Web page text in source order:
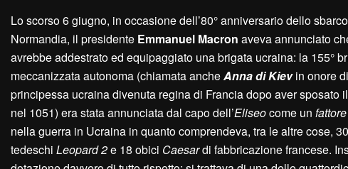
Lo scorso 6 giugno, in occasione dell’80° anniversario dello
Normandia, il presidente Emmanuel Macron aveva annunciato
avrebbe addestrato ed equipaggiato una brigata ucraina: la 155°
meccanizzata autonoma (chiamata ancheAnna di Kievin onore
principessa ucraina divenuta regina di Francia dopo aver sposato
nel 1051) era stata annunciata dal capo dell’Eliseocome un
nella guerra in Ucraina in quanto comprendeva, tra le altre cose,
tedeschi Leopard 2e 18 obici Caesardi fabbricazione francese.